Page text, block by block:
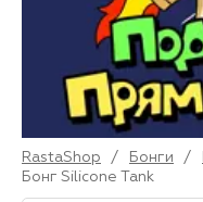
RastaShop / Бонги /
Бонг Silicone Tank